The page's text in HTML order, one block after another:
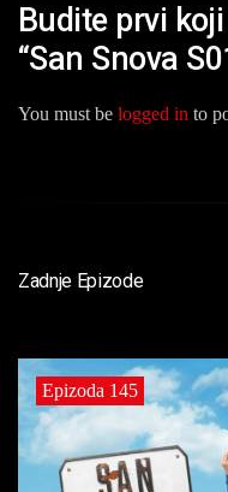
Budite prvi
“San Snova
You must be logged in to
Zadnje Epizode
Epizoda 145